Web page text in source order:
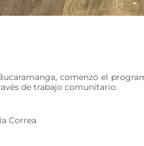
comenzó el
de trabajo comunitario.
Correa